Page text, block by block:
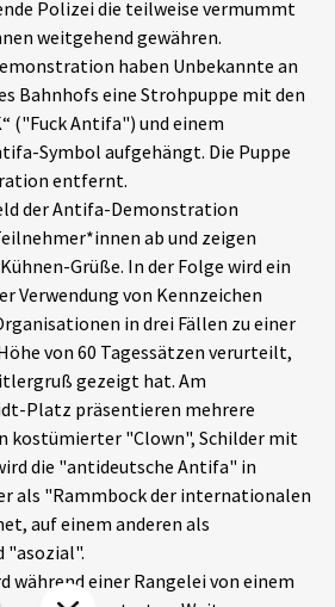
Polizei die teilweise vermummt
weitgehend gewähren.
haben Unbekannte an
Bahnhofs eine Strohpuppe mit den
("Fuck Antifa") und einem
Symbol aufgehängt. Die Puppe
entfernt.
der Antifa-Demonstration
ab und zeigen
Grüße. In der Folge wird ein
Verwendung von Kennzeichen
in drei Fällen zu einer
von 60 Tagessätzen verurteilt,
gezeigt hat. Am
Platz präsentieren mehrere
kostümierter "Clown", Schilder mit
die "antideutsche Antifa" in
als "Rammbock der internationalen
auf einem anderen als
"asozial".
während einer Rangelei von einem